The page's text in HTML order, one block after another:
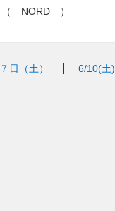
NORD ）
日（土） 6/10(土)